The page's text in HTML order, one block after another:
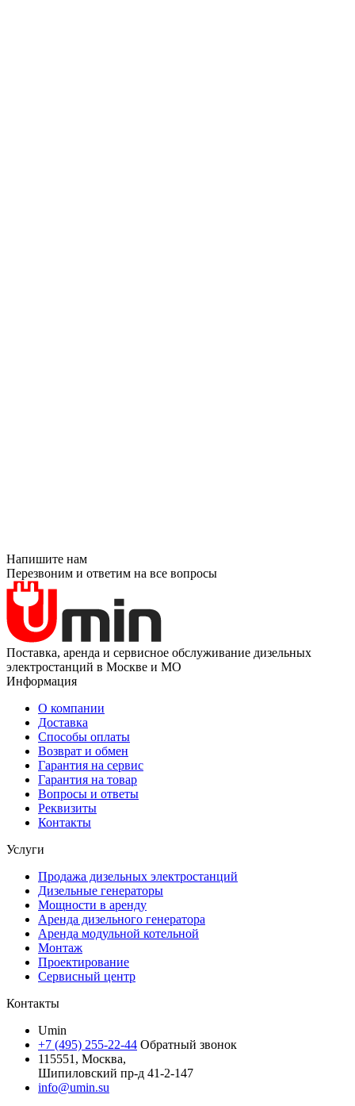
Напишите нам
Перезвоним и ответим на все вопросы
Поставка, аренда и сервисное обслуживание дизельных
электростанций в Москве и МО
Информация
О компании
Доставка
Способы оплаты
Возврат и обмен
Гарантия на сервис
Гарантия на товар
Вопросы и ответы
Реквизиты
Контакты
Услуги
Продажа дизельных электростанций
Дизельные генераторы
Мощности в аренду
Аренда дизельного генератора
Аренда модульной котельной
Монтаж
Проектирование
Сервисный центр
Контакты
Umin
+7 (495) 255-22-44 Обратный звонок
115551, Москва,
Шипиловский пр-д 41-2-147
info@umin.su